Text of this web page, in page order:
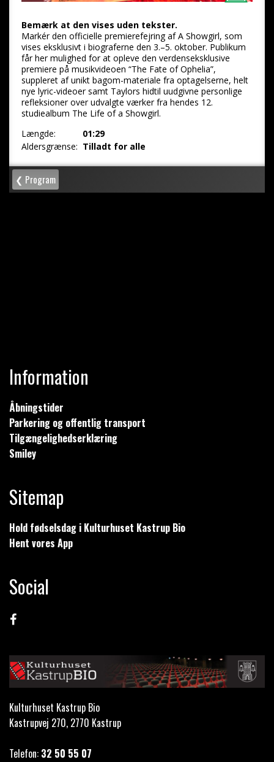
Information
Åbningstider
Parkering og offentlig transport
Tilgængelighedserklæring
Smiley
Sitemap
Hold fødselsdag i Kulturhuset Kastrup Bio
Hent vores App
Social
Kulturhuset Kastrup Bio
Kastrupvej 270, 2770 Kastrup
Telefon: 32 50 55 07